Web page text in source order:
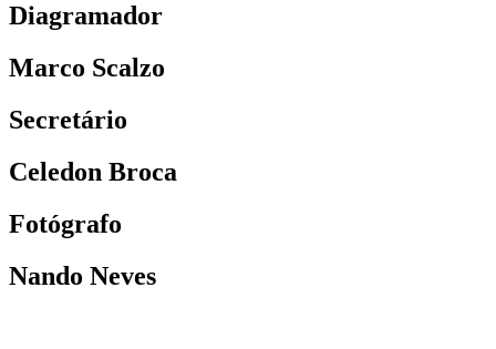
Diagramador
Marco Scalzo
Secretário
Celedon Broca
Fotógrafo
Nando Neves